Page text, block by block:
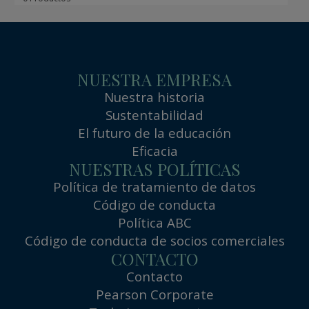
NUESTRA EMPRESA
Nuestra historia
Sustentabilidad
El futuro de la educación
Eficacia
NUESTRAS POLÍTICAS
Política de tratamiento de datos
Código de conducta
Política ABC
Código de conducta de socios comerciales
CONTACTO
Contacto
Pearson Corporate